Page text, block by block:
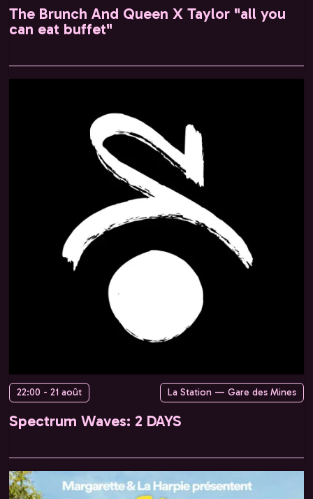
The Brunch And Queen X Taylor "all you
can eat buffet"
22:00 - 21 août La Station — Gare des Mines
Spectrum Waves: 2 DAYS